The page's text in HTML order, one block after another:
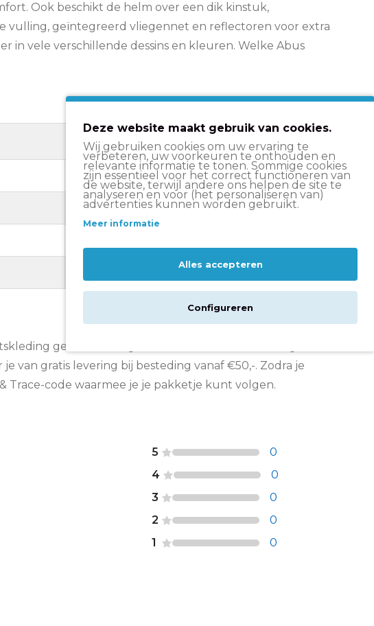
Ook beschikt de helm over een dik kinstuk,
vulling, geïntegreerd vliegennet en reflectoren voor extra
in vele verschillende dessins en kleuren. Welke Abus
Roze
50 - 55 cm
geldt: vandaag voor
van gratis levering bij besteding vanaf €50,-. Zodra je
Trace-code waarmee je je pakketje kunt volgen.
5
0
4
0
3
0
2
0
1
0
Deze website maakt gebruik van cookies.
Wij gebruiken cookies om uw ervaring te
verbeteren, uw voorkeuren te onthouden en
relevante informatie te tonen. Sommige cookies
zijn essentieel voor het correct functioneren van
de website, terwijl andere ons helpen de site te
analyseren en voor (het personaliseren van)
advertenties kunnen worden gebruikt.
Meer informatie
Alles accepteren
Configureren